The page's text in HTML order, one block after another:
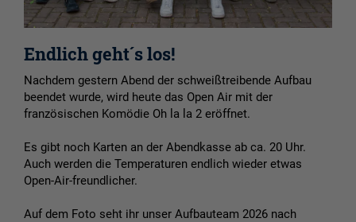
Endlich geht´s los!
Nachdem gestern Abend der schweißtreibende Aufbau
beendet wurde, wird heute das Open Air mit der
französischen Komödie Oh la la 2 eröffnet.
Es gibt noch Karten an der Abendkasse ab ca. 20 Uhr.
Auch werden die Temperaturen endlich wieder etwas
Open-Air-freundlicher.
Auf dem Foto seht ihr unser Aufbauteam 2026 nach